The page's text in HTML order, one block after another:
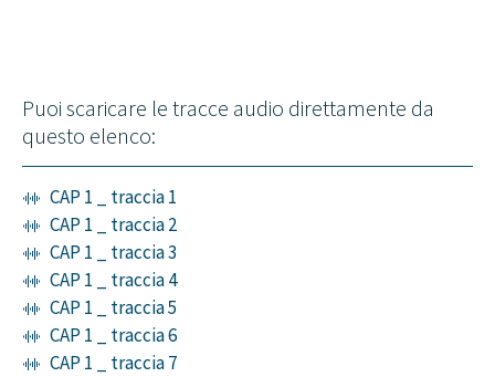
Puoi scaricare le tracce audio direttamente da
questo elenco:
CAP 1 _ traccia 1
CAP 1 _ traccia 2
CAP 1 _ traccia 3
CAP 1 _ traccia 4
CAP 1 _ traccia 5
CAP 1 _ traccia 6
CAP 1 _ traccia 7